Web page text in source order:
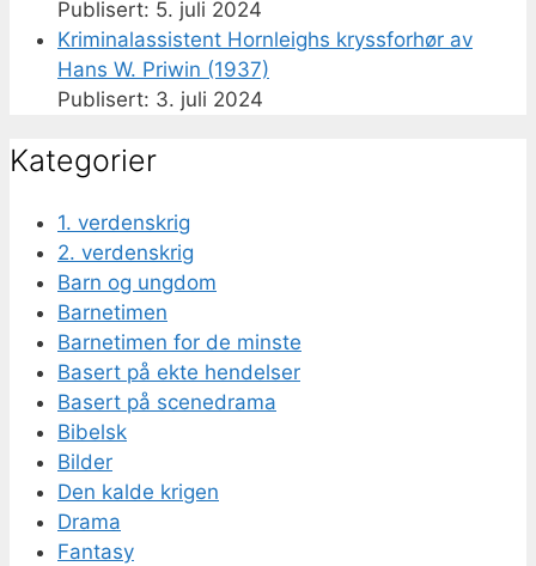
5. juli 2024
Kriminalassistent Hornleighs kryssforhør av
Hans W. Priwin (1937)
3. juli 2024
Kategorier
1. verdenskrig
2. verdenskrig
Barn og ungdom
Barnetimen
Barnetimen for de minste
Basert på ekte hendelser
Basert på scenedrama
Bibelsk
Bilder
Den kalde krigen
Drama
Fantasy